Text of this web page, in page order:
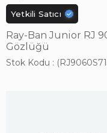
Yetkili Satıcı
Ray-Ban Junior RJ
Gözlüğü
Stok Kodu